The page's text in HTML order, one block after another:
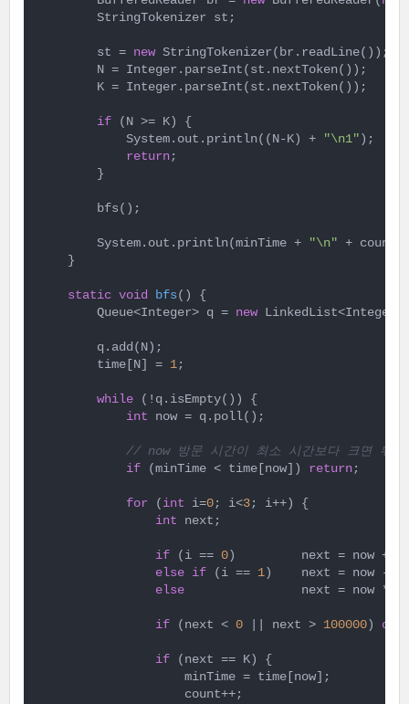
        StringTokenizer st;
        st =
new StringTokenizer(br.readLine());
        N = Integer.parseInt(st.nextToken());
        K = Integer.parseInt(st.nextToken());
if (N >= K) {
            System.out.println((N-K) +
"\n1" );
return ;
        }
        bfs();
        System.out.println(minTime +
"\n" +
    }
static void bfs()
{
        Queue<Integer> q =
new
        q.add(N);
        time[N] =
1 ;
while (!q.isEmpty()) {
int now = q.poll();
// now 방문 시간이 최소 시간보다 크면 뒤
if (minTime < time[now]) return ;
for ( int i=0 ; i<3 ; i++) {
int next;
if (i == 0 )         next = now +
else if (i == 1 )    next = now -
else
                next = now *
if (next < 0 || next > 100000 )
if (next == K) {
                    minTime = time[now];
                    count++;